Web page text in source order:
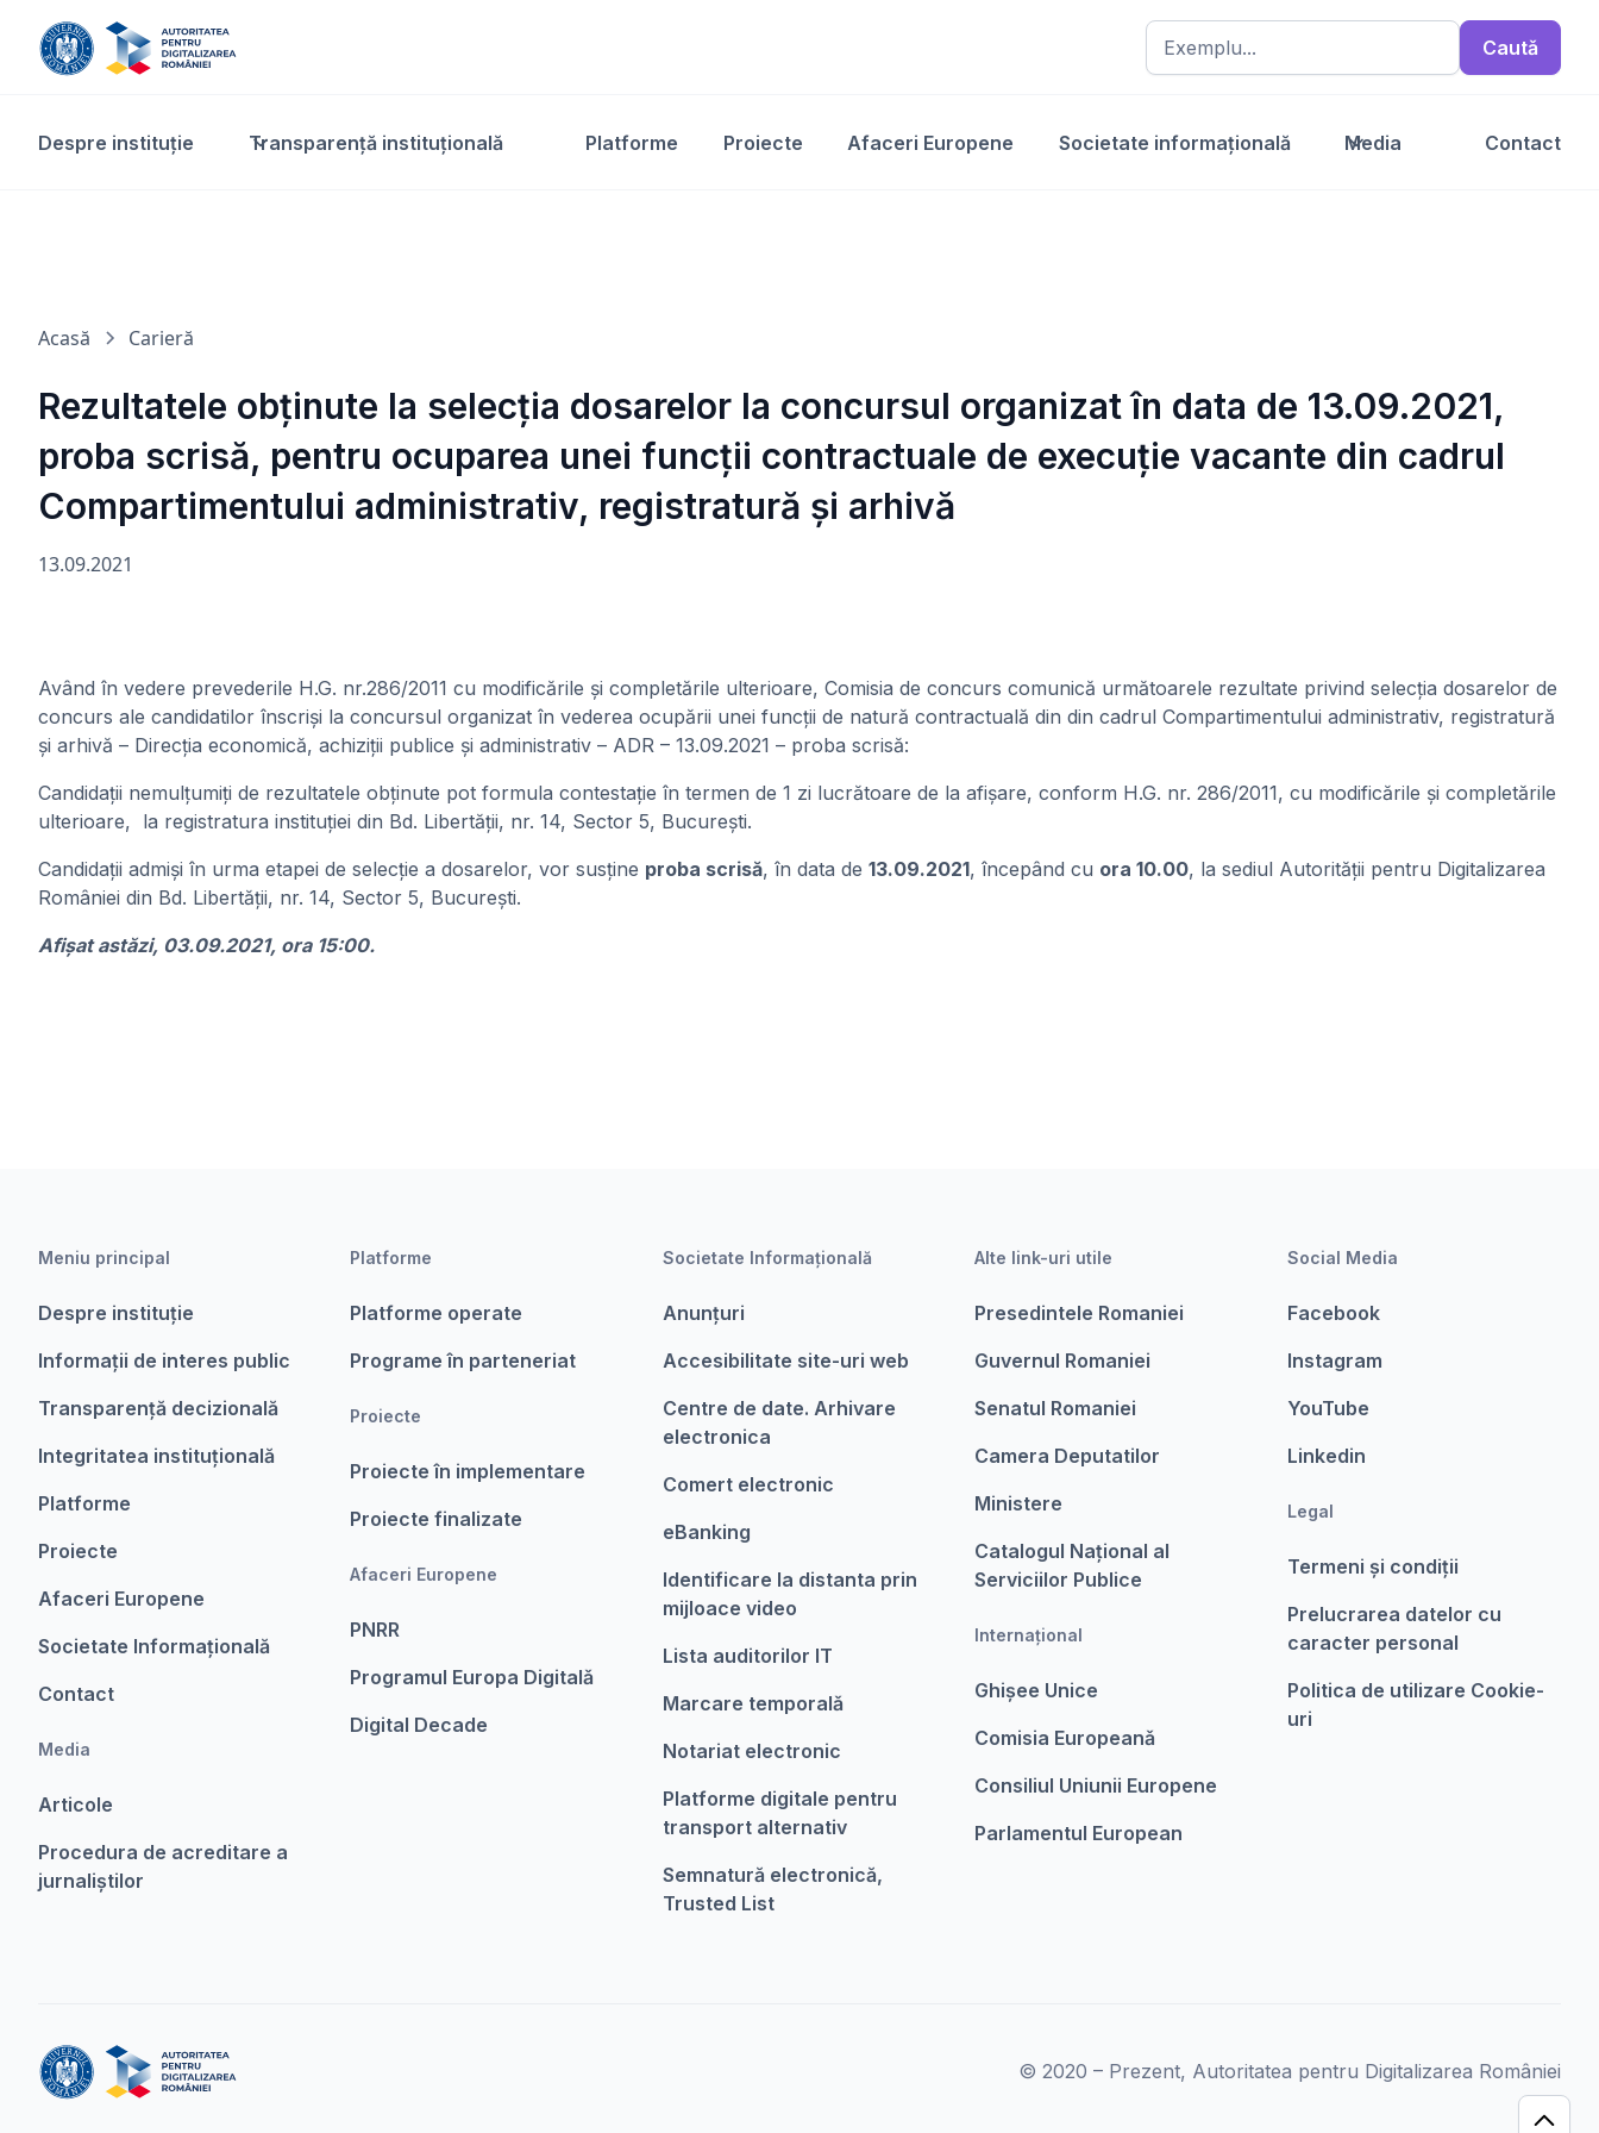
Despre instituție Transparență instituțională​ Platforme Proiecte Afaceri Europene Societate informațională Media Contact
Acasă Carieră
Rezultatele obținute la selecția dosarelor la concursul organizat în data de 13.09.2021,
proba scrisă, pentru ocuparea unei funcții contractuale de execuție vacante din cadrul
Compartimentului administrativ, registratură și arhivă
13.09.2021
Având în vedere prevederile H.G. nr.286/2011 cu modificările și completările ulterioare, Comisia de concurs comunică următoarele rezultate privind selecţia dosarelor de
concurs ale candidatilor înscriși la concursul organizat în vederea ocupării unei funcții de natură contractuală din din cadrul Compartimentului administrativ, registratură
și arhivă – Direcția economică, achiziții publice și administrativ – ADR – 13.09.2021 – proba scrisă:
Candidații nemulţumiți de rezultatele obţinute pot formula contestaţie în termen de 1 zi lucrătoare de la afişare, conform H.G. nr. 286/2011, cu modificările și completările
ulterioare, la registratura instituției din Bd. Libertății, nr. 14, Sector 5, București.
Candidaţii admişi în urma etapei de selecție a dosarelor, vor susţine proba scrisă, în data de 13.09.2021, începând cu ora 10.00, la sediul Autorității pentru Digitalizarea
României din Bd. Libertății, nr. 14, Sector 5, București.
Afișat astăzi, 03.09.2021, ora 15:00.
Meniu principal
Despre instituție
Informații de interes public
Transparență decizională
Integritatea instituțională
Platforme
Proiecte
Afaceri Europene
Societate Informațională
Contact
Media
Articole
Procedura de acreditare a
jurnaliștilor
Platforme
Platforme operate
Programe în parteneriat
Proiecte
Proiecte în implementare
Proiecte finalizate
Afaceri Europene
PNRR
Programul Europa Digitalǎ
Digital Decade
Societate Informațională
Anunțuri
Accesibilitate site-uri web
Centre de date. Arhivare
electronica
Comert electronic
eBanking
Identificare la distanta prin
mijloace video
Lista auditorilor IT
Marcare temporalǎ
Notariat electronic
Platforme digitale pentru
transport alternativ
Semnatură electronică,
Trusted List
Alte link-uri utile
Presedintele Romaniei
Guvernul Romaniei
Senatul Romaniei
Camera Deputatilor
Ministere
Catalogul Național al
Serviciilor Publice
Internațional
Ghișee Unice
Comisia Europeanǎ
Consiliul Uniunii Europene
Parlamentul European
Social Media
Facebook
Instagram
YouTube
Linkedin
Legal
Termeni şi condiții
Prelucrarea datelor cu
caracter personal
Politica de utilizare Cookie-
uri
© 2020 – Prezent, Autoritatea pentru Digitalizarea României